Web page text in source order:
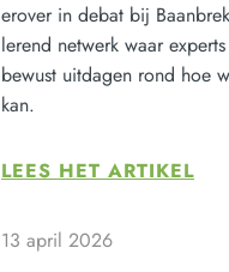
erover in debat bij
lerend netwerk waar
bewust uitdagen rond hoe
kan.
LEES HET ARTIKEL
13 april 2026